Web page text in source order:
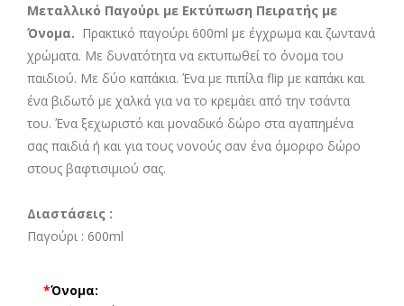
Μεταλλικό Παγούρι με Εκτύπωση Πειρατής με
Όνομα. Πρακτικό παγούρι 600ml με έγχρωμα και ζωντανά
χρώματα. Με δυνατότητα να εκτυπωθεί το όνομα του
παιδιού. Με δύο καπάκια. Ένα με πιπίλα flip με καπάκι και
ένα βιδωτό με χαλκά για να το κρεμάει από την τσάντα
του. Ένα ξεχωριστό και μοναδικό δώρο στα αγαπημένα
σας παιδιά ή και για τους νονούς σαν ένα όμορφο δώρο
στους βαφτισιμιού σας.
Διαστάσεις :
Παγούρι : 600ml
*Όνομα: